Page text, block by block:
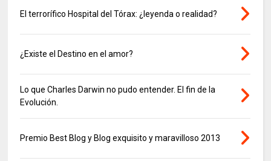
El terrorífico Hospital del Tórax: ¿leyenda o realidad?
¿Existe el Destino en el amor?
Lo que Charles Darwin no pudo entender. El fin de la
Evolución.
Premio Best Blog y Blog exquisito y maravilloso 2013